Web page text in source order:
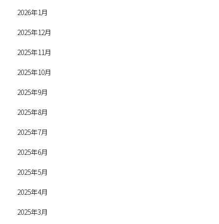
2026年1月
2025年12月
2025年11月
2025年10月
2025年9月
2025年8月
2025年7月
2025年6月
2025年5月
2025年4月
2025年3月